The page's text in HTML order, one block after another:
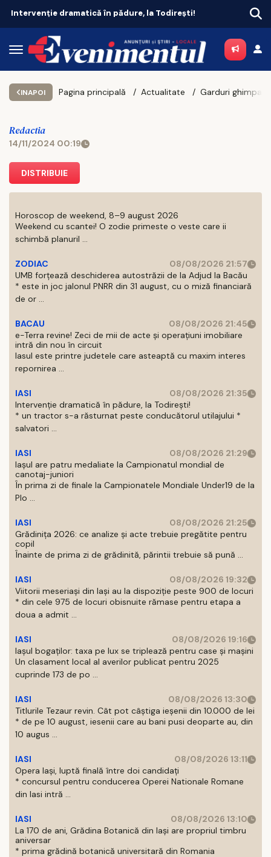
Iaşul are patru medaliate la Campionatul mondial de canotaj-juniori
INAPOI Pagina principală Actualitate
Redactia
14/11/2024 00:19
DISTRIBUIE
Horoscop de weekend, 8–9 august 2026
Weekend cu scantei! O zodie primeste o veste care ii
schimbă planuril ...
ZODIAC
08/08/2026 21:57
UMB forțează deschiderea autostrăzii de la Adjud la Bacău
* este in joc jalonul PNRR din 31 august, cu o miză financiară
de or ...
BACAU
08/08/2026 21:45
e-Terra revine! Zeci de mii de acte și operațiuni imobiliare
intră din nou în circuit
Iasul este printre judetele care asteaptă cu maxim interes
repornirea ...
IASI
08/08/2026 21:35
Intervenție dramatică în pădure, la Todirești!
* un tractor s-a răsturnat peste conducătorul utilajului *
salvatori ...
IASI
08/08/2026 21:29
Iaşul are patru medaliate la Campionatul mondial de
canotaj-juniori
În prima zi de finale la Campionatele Mondiale Under19 de la
Plo ...
IASI
08/08/2026 21:25
Grădinița 2026: ce analize și acte trebuie pregătite pentru
copil
Înainte de prima zi de grădinită, părintii trebuie să pună ...
IASI
08/08/2026 19:32
Viitorii meseriași din Iași au la dispoziție peste 900 de locuri
* din cele 975 de locuri obisnuite rămase pentru etapa a
doua a admit ...
IASI
08/08/2026 19:16
Iașul bogaților: taxa pe lux se triplează pentru case și mașini
Un clasament local al averilor publicat pentru 2025
cuprinde 173 de po ...
IASI
08/08/2026 13:30
Titlurile Tezaur revin. Cât pot câștiga ieșenii din 10.000 de lei
* de pe 10 august, iesenii care au bani pusi deoparte au, din
10 augus ...
IASI
08/08/2026 13:11
Opera Iași, luptă finală între doi candidați
* concursul pentru conducerea Operei Nationale Romane
din Iasi intră ...
IASI
08/08/2026 13:10
La 170 de ani, Grădina Botanică din Iași are propriul timbru
aniversar
* prima grădină botanică universitară din Romania